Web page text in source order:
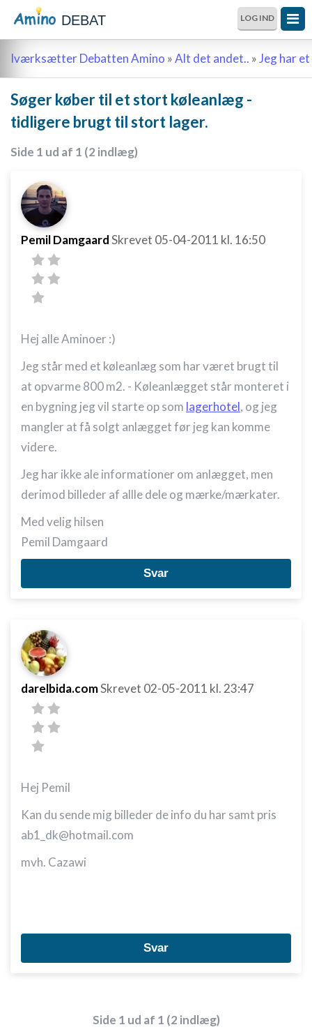
DEBAT LOG IND
Iværksætter Debatten Amino »Alt det andet.. »Jeg har
Søger køber til et stort køleanlæg -
tidligere brugt til stort lager.
Side 1 ud af 1 (2 indlæg)
Pemil DamgaardSkrevet 05-04-2011 kl. 16:50
Hej alle Aminoer :)
Jeg står med et køleanlæg som har været brugt til
at opvarme 800 m2. - Køleanlægget står monteret i
en bygning jeg vil starte op som lagerhotel, og jeg
mangler at få solgt anlægget før jeg kan komme
videre.
Jeg har ikke ale informationer om anlægget, men
derimod billeder af allle dele og mærke/mærkater.
Med velig hilsen
Pemil Damgaard
Svar
darelbida.comSkrevet 02-05-2011 kl. 23:47
Hej Pemil
Kan du sende mig billeder de info du har samt pris
ab1_dk@hotmail.com
mvh. Cazawi
Svar
Side 1 ud af 1 (2 indlæg)